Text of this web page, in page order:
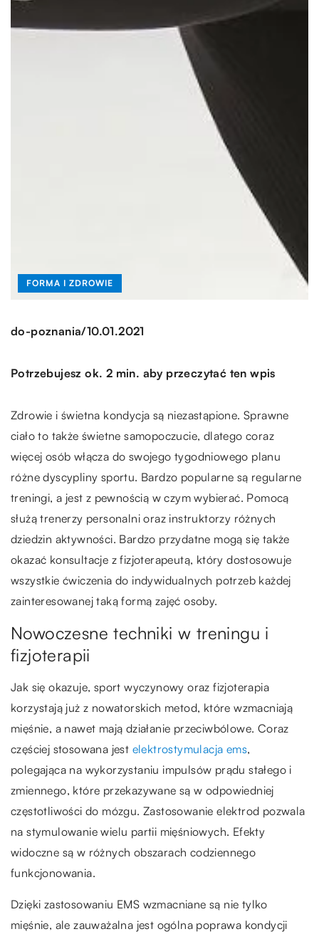
FORMA I ZDROWIE
do-poznania/10.01.2021
Potrzebujesz ok. 2 min. aby przeczytać ten wpis
Zdrowie i świetna kondycja są niezastąpione. Sprawne
ciało to także świetne samopoczucie, dlatego coraz
więcej osób włącza do swojego tygodniowego planu
różne dyscypliny sportu. Bardzo popularne są regularne
treningi, a jest z pewnością w czym wybierać. Pomocą
służą trenerzy personalni oraz instruktorzy różnych
dziedzin aktywności. Bardzo przydatne mogą się także
okazać konsultacje z fizjoterapeutą, który dostosowuje
wszystkie ćwiczenia do indywidualnych potrzeb każdej
zainteresowanej taką formą zajęć osoby.
Nowoczesne techniki w treningu i
fizjoterapii
Jak się okazuje, sport wyczynowy oraz fizjoterapia
korzystają już z nowatorskich metod, które wzmacniają
mięśnie, a nawet mają działanie przeciwbólowe. Coraz
częściej stosowana jest elektrostymulacja ems,
polegająca na wykorzystaniu impulsów prądu stałego i
zmiennego, które przekazywane są w odpowiedniej
częstotliwości do mózgu. Zastosowanie elektrod pozwala
na stymulowanie wielu partii mięśniowych. Efekty
widoczne są w różnych obszarach codziennego
funkcjonowania.
Dzięki zastosowaniu EMS wzmacniane są nie tylko
mięśnie, ale zauważalna jest ogólna poprawa kondycji